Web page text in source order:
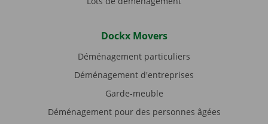
Dockx Movers
Déménagement particuliers
Déménagement d'entreprises
Garde-meuble
Déménagement pour des personnes âgées